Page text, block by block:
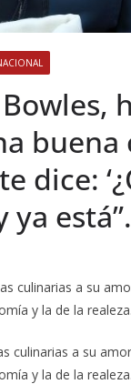
buena
dice:
ya está”.
culinarias a su
y la de la realeza.
culinarias a su
y la de la realeza.